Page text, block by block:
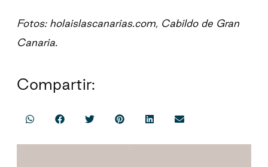
Fotos: holaislascanarias.com, Cabildo de Gran
Canaria.
Compartir: